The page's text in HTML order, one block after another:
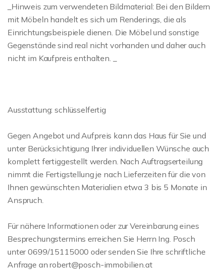
_Hinweis zum verwendeten Bildmaterial: Bei den Bildern
mit Möbeln handelt es sich um Renderings, die als
Einrichtungsbeispiele dienen. Die Möbel und sonstige
Gegenstände sind real nicht vorhanden und daher auch
nicht im Kaufpreis enthalten. _
Ausstattung: schlüsselfertig
Gegen Angebot und Aufpreis kann das Haus für Sie und
unter Berücksichtigung Ihrer individuellen Wünsche auch
komplett fertiggestellt werden. Nach Auftragserteilung
nimmt die Fertigstellung je nach Lieferzeiten für die von
Ihnen gewünschten Materialien etwa 3 bis 5 Monate in
Anspruch.
Für nähere Informationen oder zur Vereinbarung eines
Besprechungstermins erreichen Sie Herrn Ing. Posch
unter 0699/15115000 oder senden Sie Ihre schriftliche
Anfrage an robert@posch-immobilien.at